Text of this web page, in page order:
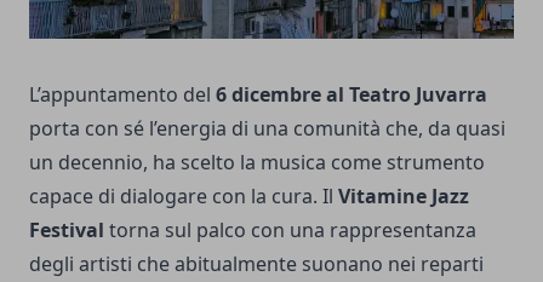
L’appuntamento del 6 dicembre al Teatro Juvarra
porta con sé l’energia di una comunità che, da quasi
un decennio, ha scelto la musica come strumento
capace di dialogare con la cura. Il Vitamine Jazz
Festival torna sul palco con una rappresentanza
degli artisti che abitualmente suonano nei reparti